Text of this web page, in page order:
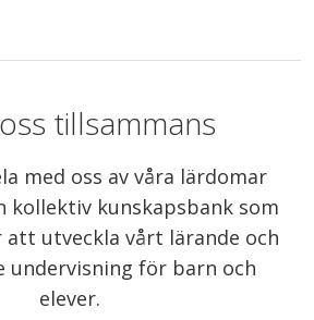
tillsammans
med oss av våra lärdomar
kollektiv kunskapsbank som
att utveckla vårt lärande och
undervisning för barn och
elever.